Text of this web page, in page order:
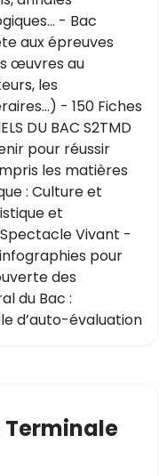
- Bac
aux épreuves
œuvres au
les
- 150 Fiches
DU BAC S2TMD
pour réussir
les matières
: Culture et
et
Vivant -
pour
des
du Bac :
d’auto-évaluation
Terminale